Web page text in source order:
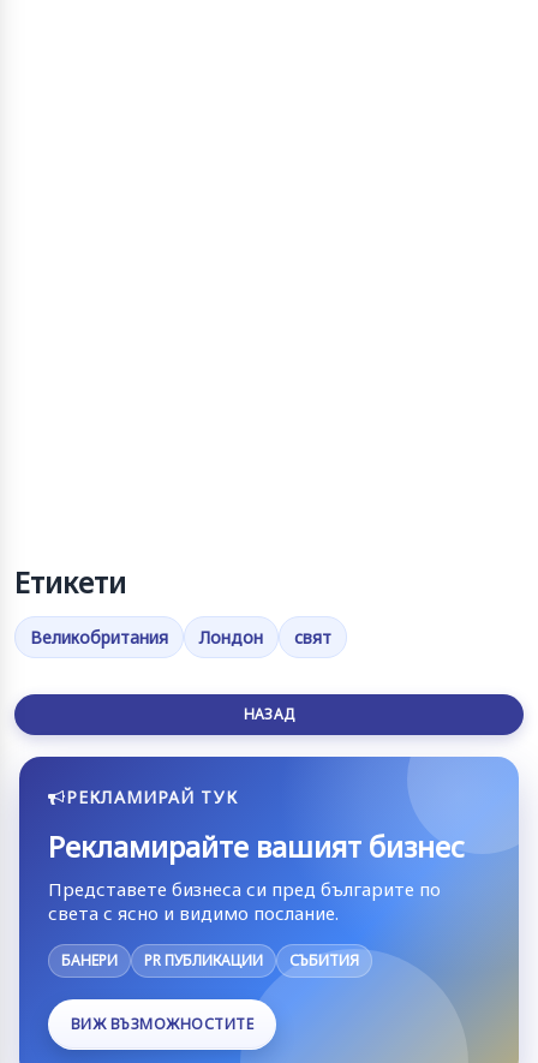
Етикети
Великобритания Лондон свят
НАЗАД
РЕКЛАМИРАЙ ТУК
Рекламирайте вашият бизнес
Представете бизнеса си пред българите по
света с ясно и видимо послание.
БАНЕРИ PR ПУБЛИКАЦИИ СЪБИТИЯ
ВИЖ ВЪЗМОЖНОСТИТЕ